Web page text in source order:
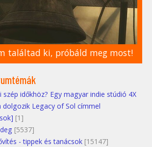
találtad ki, próbáld meg most!
szép időkhöz? Egy magyar indie stúdió 4X
dolgozik Legacy of Sol címmel
[1]
[5537]
- tippek és tanácsok [15147]